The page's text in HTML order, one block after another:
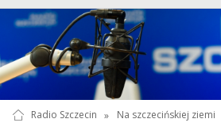
Radio Szczecin » Na szczecińskiej ziemi